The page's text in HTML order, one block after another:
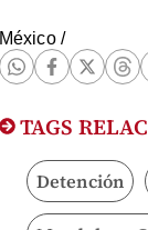
México/
TAGS
Detención